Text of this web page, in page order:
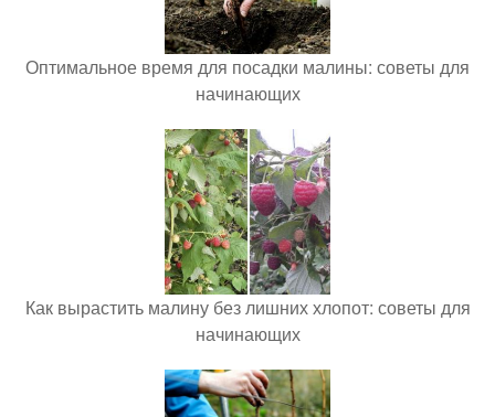
Оптимальное время для посадки малины: советы для
начинающих
Как вырастить малину без лишних хлопот: советы для
начинающих